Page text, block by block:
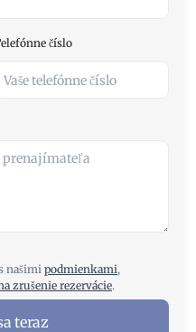
číslo
našimi podmienkami,
zrušenie rezervácie.
teraz